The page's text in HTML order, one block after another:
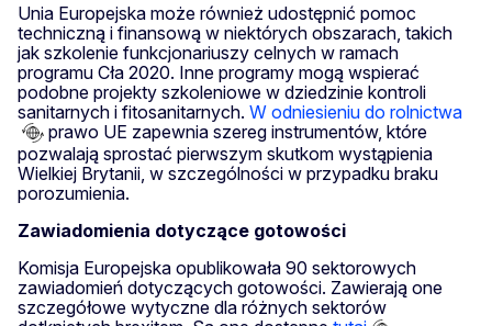
Unia Europejska może również udostępnić pomoc
techniczną i finansową w niektórych obszarach, takich
jak szkolenie funkcjonariuszy celnych w ramach
programu Cła 2020. Inne programy mogą wspierać
podobne projekty szkoleniowe w dziedzinie kontroli
sanitarnych i fitosanitarnych. W odniesieniu do rolnictwa
prawo UE zapewnia szereg instrumentów, które
pozwalają sprostać pierwszym skutkom wystąpienia
Wielkiej Brytanii, w szczególności w przypadku braku
porozumienia.
Zawiadomienia dotyczące gotowości
Komisja Europejska opublikowała 90 sektorowych
zawiadomień dotyczących gotowości. Zawierają one
szczegółowe wytyczne dla różnych sektorów